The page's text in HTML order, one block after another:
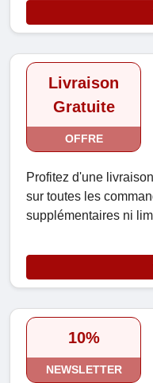
Livraison
Gratuite
OFFRE
Profitez d'une
sur toutes les
supplémentaires ni
10%
NEWSLETTER